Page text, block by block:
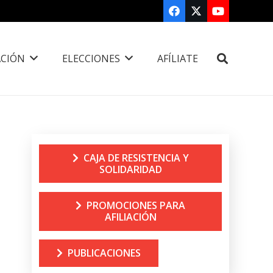
ELECCIONES AFÍLIATE
CAJA DE RESISTENCIA Y
SOLIDARIDAD
PROMOCIONES PARA
AFILIACIÓN
PUBLICACIONES